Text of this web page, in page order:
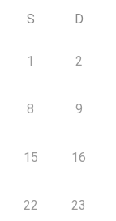
S D
1 2
8 9
15 16
22 23